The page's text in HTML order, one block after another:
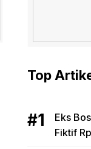
Top
Eks
Fiktif